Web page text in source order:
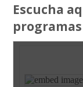
Escucha
programas